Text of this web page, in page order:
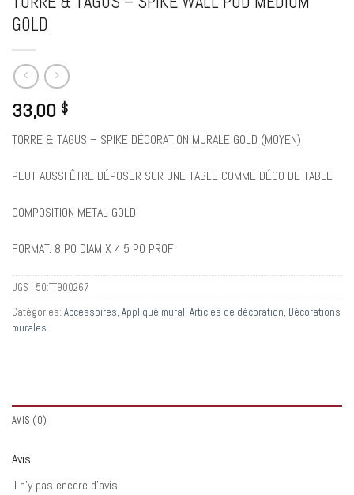
GOLD
33,00 $
TORRE & TAGUS – SPIKE DÉCORATION MURALE GOLD (MOYEN)
PEUT AUSSI ÊTRE DÉPOSER SUR UNE TABLE COMME DÉCO DE TABLE
COMPOSITION METAL GOLD
FORMAT: 8 PO DIAM X 4,5 PO PROF
UGS : 50:TT900267
Catégories: Accessoires, Appliqué mural, Articles de décoration, Décorations
murales
AVIS (0)
Avis
Il n’y pas encore d’avis.